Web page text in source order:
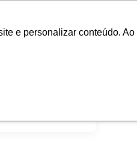
e personalizar conteúdo.